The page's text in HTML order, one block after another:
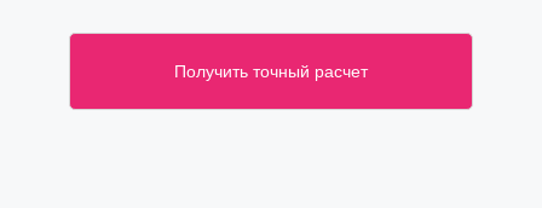
Получить точный расчет